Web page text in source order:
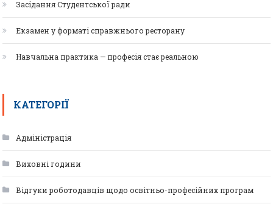
Засідання Студентської ради
Екзамен у форматі справжнього ресторану
Навчальна практика — професія стає реальною
КАТЕГОРІЇ
Адміністрація
Виховні години
Відгуки роботодавців щодо освітньо-професійних програм